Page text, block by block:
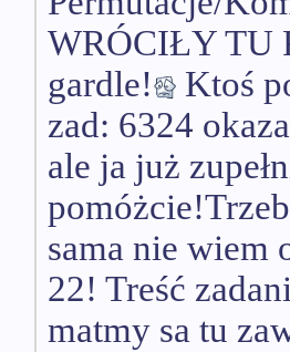
WRÓCIŁY TU
gardle!
Ktoś
zad: 6324
ale ja już
sama nie wiem
22! Treść
matmy sa tu